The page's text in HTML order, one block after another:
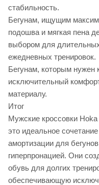
стабильность.
Бегунам, ищущим
подошва и мягкая пена
выбором для
ежедневных тренировок.
Бегунам, которым нужен
исключительный
материалу.
Итог
Мужские кроссовки
это идеальное
амортизации для
гиперпронацией. Они
обувь для долгих
обеспечивающую